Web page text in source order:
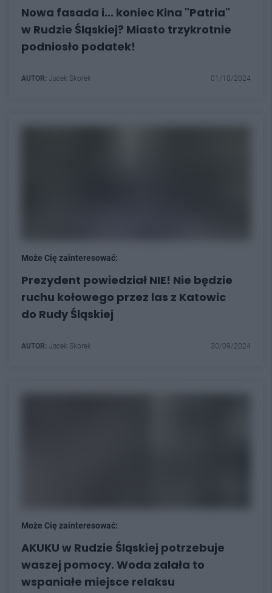
Nowa fasada i... koniec Kina "Patria"
w Rudzie Śląskiej? Miasto trzykrotnie
podniosło podatek!
AUTOR: Jacek Skorek 01/10/2024
Może Cię zainteresować:
Prezydent powiedział NIE! Nie będzie
ruchu kołowego przez las z Katowic
do Rudy Śląskiej
AUTOR: Jacek Skorek 30/09/2024
Może Cię zainteresować:
AKUKU w Rudzie Śląskiej potrzebuje
waszej pomocy. Woda zalała to
wspaniałe miejsce relaksu